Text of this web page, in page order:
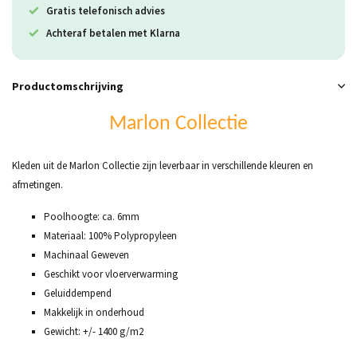
Gratis telefonisch advies
Achteraf betalen met Klarna
Productomschrijving
Marlon Collectie
Kleden uit de Marlon Collectie zijn leverbaar in verschillende kleuren en
afmetingen.
Poolhoogte: ca. 6mm
Materiaal: 100% Polypropyleen
Machinaal Geweven
Geschikt voor vloerverwarming
Geluiddempend
Makkelijk in onderhoud
Gewicht: +/- 1400 g/m2